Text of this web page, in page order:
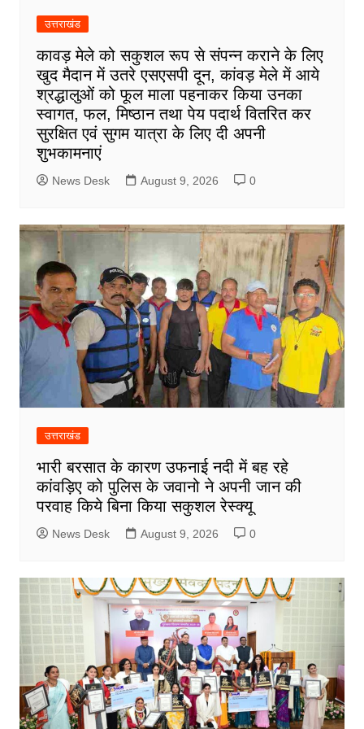
उत्तराखंड
कावड़ मेले को सकुशल रूप से संपन्न कराने के लिए
खुद मैदान में उतरे एसएसपी दून, कांवड़ मेले में आये
श्रद्धालुओं को फूल माला पहनाकर किया उनका
स्वागत, फल, मिष्ठान तथा पेय पदार्थ वितरित कर
सुरक्षित एवं सुगम यात्रा के लिए दी अपनी
शुभकामनाएं
News Desk August 9, 2026 0
उत्तराखंड
भारी बरसात के कारण उफनाई नदी में बह रहे
कांवड़िए को पुलिस के जवानो ने अपनी जान की
परवाह किये बिना किया सकुशल रेस्क्यू
News Desk August 9, 2026 0